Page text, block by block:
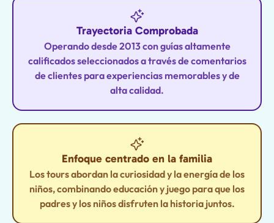
Trayectoria Comprobada
Operando desde 2013 con guías altamente
calificados seleccionados a través de comentarios
de clientes para experiencias memorables y de
alta calidad.
Enfoque centrado en la familia
Los tours abordan la curiosidad y la energía de los
niños, combinando educación y juego para que los
padres y los niños disfruten la historia juntos.